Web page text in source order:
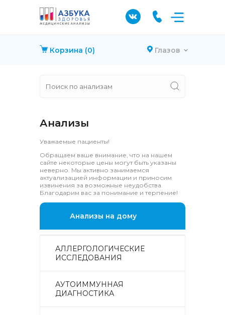
Корзина (0) Глазов
Анализы
Уважаемые пациенты!
Обращаем ваше внимание, что на нашем
сайте некоторые цены могут быть указаны
неверно. Мы активно занимаемся
актуализацией информации и приносим
извинения за возможные неудобства.
Благодарим вас за понимание и терпение!
Анализы на дому
АЛЛЕРГОЛОГИЧЕСКИЕ
ИССЛЕДОВАНИЯ
АУТОИММУННАЯ
ДИАГНОСТИКА